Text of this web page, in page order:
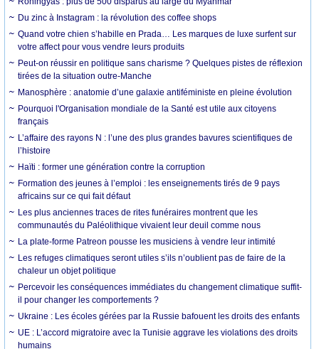
Du zinc à Instagram : la révolution des coffee shops
Quand votre chien s’habille en Prada… Les marques de luxe surfent sur
votre affect pour vous vendre leurs produits
Peut-on réussir en politique sans charisme ? Quelques pistes de réflexion
tirées de la situation outre-Manche
Manosphère : anatomie d’une galaxie antiféministe en pleine évolution
Pourquoi l'Organisation mondiale de la Santé est utile aux citoyens
français
L’affaire des rayons N : l’une des plus grandes bavures scientifiques de
l’histoire
Haïti : former une génération contre la corruption
Formation des jeunes à l’emploi : les enseignements tirés de 9 pays
africains sur ce qui fait défaut
Les plus anciennes traces de rites funéraires montrent que les
communautés du Paléolithique vivaient leur deuil comme nous
La plate-forme Patreon pousse les musiciens à vendre leur intimité
Les refuges climatiques seront utiles s’ils n’oublient pas de faire de la
chaleur un objet politique
Percevoir les conséquences immédiates du changement climatique suffit-
il pour changer les comportements ?
Ukraine : Les écoles gérées par la Russie bafouent les droits des enfants
UE : L’accord migratoire avec la Tunisie aggrave les violations des droits
humains